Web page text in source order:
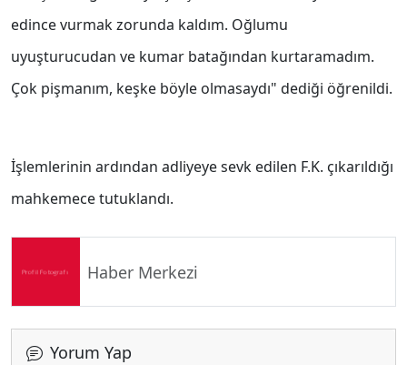
edince vurmak zorunda kaldım. Oğlumu
uyuşturucudan ve kumar batağından kurtaramadım.
Çok pişmanım, keşke böyle olmasaydı" dediği öğrenildi.
İşlemlerinin ardından adliyeye sevk edilen F.K. çıkarıldığı
mahkemece tutuklandı.
Haber Merkezi
Yorum Yap